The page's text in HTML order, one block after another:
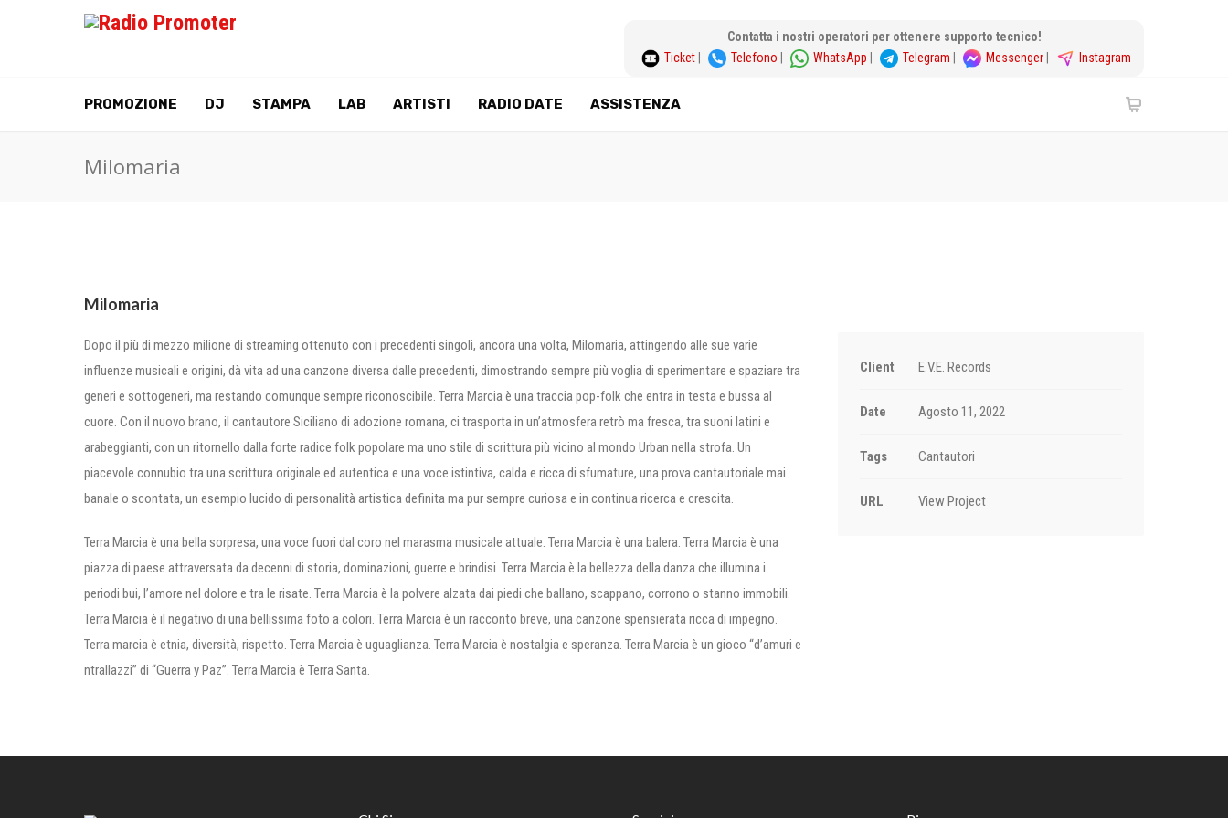
Contatta i nostri operatori per ottenere supporto tecnico!
Ticket
Telefono WhatsApp Telegram Messenger Instagram
PROMOZIONE DJ STAMPA LAB ARTISTI RADIO DATE ASSISTENZA
Milomaria
Milomaria
Dopo il più di mezzo milione di streaming ottenuto con i precedenti singoli, ancora una volta, Milomaria, attingendo alle sue varie
influenze musicali e origini, dà vita ad una canzone diversa dalle precedenti, dimostrando sempre più voglia di sperimentare e spaziare tra
generi e sottogeneri, ma restando comunque sempre riconoscibile. Terra Marcia è una traccia pop-folk che entra in testa e bussa al
cuore. Con il nuovo brano, il cantautore Siciliano di adozione romana, ci trasporta in un’atmosfera retrò ma fresca, tra suoni latini e
arabeggianti, con un ritornello dalla forte radice folk popolare ma uno stile di scrittura più vicino al mondo Urban nella strofa. Un
piacevole connubio tra una scrittura originale ed autentica e una voce istintiva, calda e ricca di sfumature, una prova cantautoriale mai
banale o scontata, un esempio lucido di personalità artistica definita ma pur sempre curiosa e in continua ricerca e crescita.
Terra Marcia è una bella sorpresa, una voce fuori dal coro nel marasma musicale attuale. Terra Marcia è una balera. Terra Marcia è una
piazza di paese attraversata da decenni di storia, dominazioni, guerre e brindisi. Terra Marcia è la bellezza della danza che illumina i
periodi bui, l’amore nel dolore e tra le risate. Terra Marcia è la polvere alzata dai piedi che ballano, scappano, corrono o stanno immobili.
Terra Marcia è il negativo di una bellissima foto a colori. Terra Marcia è un racconto breve, una canzone spensierata ricca di impegno.
Terra marcia è etnia, diversità, rispetto. Terra Marcia è uguaglianza. Terra Marcia è nostalgia e speranza. Terra Marcia è un gioco “d’amuri e
ntrallazzi” di “Guerra y Paz”. Terra Marcia è Terra Santa.
Client E.V.E. Records
Date Agosto 11, 2022
Tags Cantautori
URL View Project